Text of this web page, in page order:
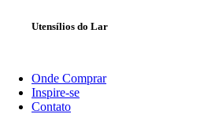
Utensílios do Lar
Onde Comprar
Inspire-se
Contato